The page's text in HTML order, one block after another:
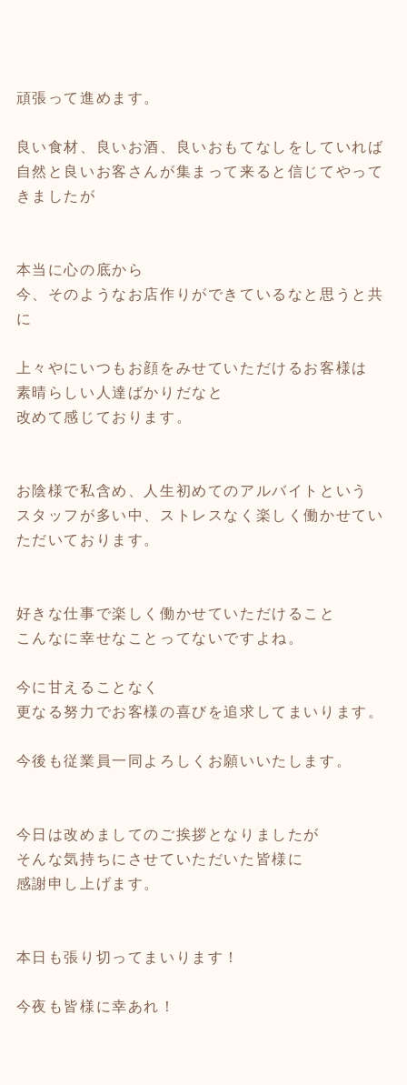
頑張って進めます。
良い食材、良いお酒、良いおもてなしをしていれば
自然と良いお客さんが集まって来ると信じてやって
きましたが
本当に心の底から
今、そのようなお店作りができているなと思うと共
に
上々やにいつもお顔をみせていただけるお客様は
素晴らしい人達ばかりだなと
改めて感じております。
お陰様で私含め、人生初めてのアルバイトという
スタッフが多い中、ストレスなく楽しく働かせてい
ただいております。
好きな仕事で楽しく働かせていただけること
こんなに幸せなことってないですよね。
今に甘えることなく
更なる努力でお客様の喜びを追求してまいります。
今後も従業員一同よろしくお願いいたします。
今日は改めましてのご挨拶となりましたが
そんな気持ちにさせていただいた皆様に
感謝申し上げます。
本日も張り切ってまいります！
今夜も皆様に幸あれ！